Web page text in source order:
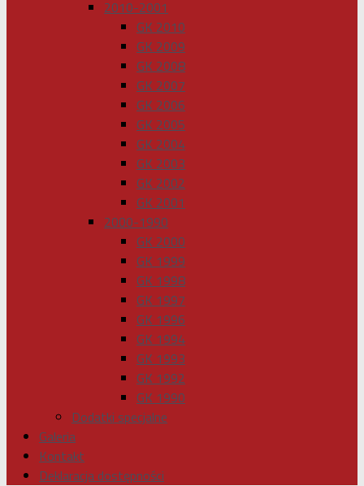
2010-2001
GK 2010
GK 2009
GK 2008
GK 2007
GK 2006
GK 2005
GK 2004
GK 2003
GK 2002
GK 2001
2000-1990
GK 2000
GK 1999
GK 1998
GK 1997
GK 1996
GK 1994
GK 1993
GK 1992
GK 1990
Dodatki specjalne
Galeria
Kontakt
Deklaracja dostępności